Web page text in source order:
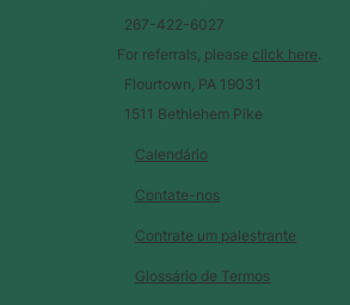
Calendário
Glossário de Termos
Contate-nos
Contrate um palestrante
267-422-6027
For referrals, please click here.
Flourtown, PA 19031
1511 Bethlehem Pike